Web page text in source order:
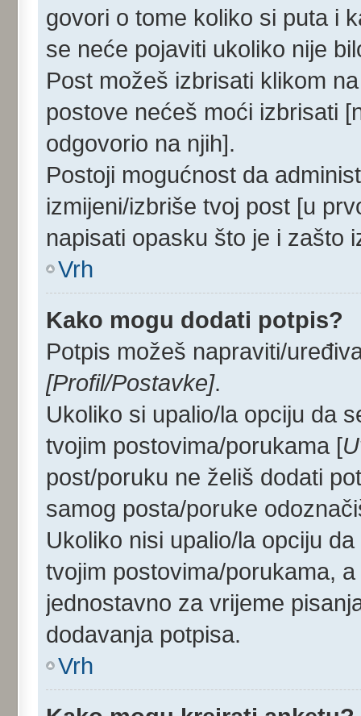
govori o tome koliko si puta i
se neće pojaviti ukoliko nije
Post možeš izbrisati klikom
postove nećeš moći izbrisati
odgovorio na njih].
Postoji mogućnost da
izmijeni/izbriše tvoj post [u
napisati opasku što je i zašto
Vrh
Kako mogu dodati potpis?
Potpis možeš napraviti/
[Profil/Postavke].
Ukoliko si upalio/la opciju da
tvojim postovima/porukama [
post/poruku ne želiš dodati
samog posta/poruke
Ukoliko nisi upalio/la opciju
tvojim postovima/porukama,
jednostavno za vrijeme
dodavanja potpisa.
Vrh